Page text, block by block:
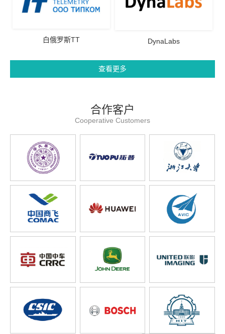
白俄罗斯TT DynaLabs
查看更多
合作客户
Cooperative Customers
你们是怎么收费的呢